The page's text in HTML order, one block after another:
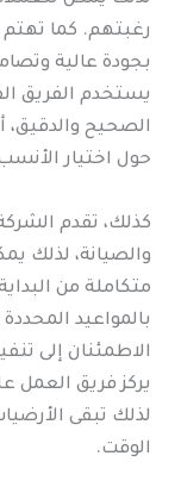
رغبتهم. كما
بجودة عالية
يستخدم الفريق
الصحيح
حول اختيار
كذلك، تقدم
والصيانة، لذلك
متكاملة من
بالمواعيد
الاطمئنان إلى
يركز فريق العمل
لذلك تبقى
الوقت.